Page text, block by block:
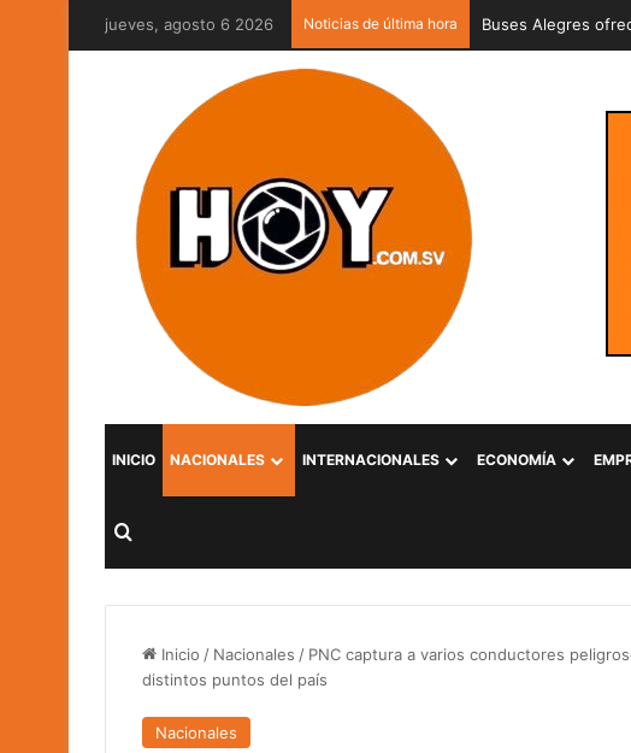
jueves, agosto 6 2026 Noticias de última hora Capturan a dos
INICIO NACIONALES INTERNACIONALES ECONOMÍA
Buscar por
Inicio / Nacionales / PNC captura a varios conductores
distintos puntos del país
Nacionales